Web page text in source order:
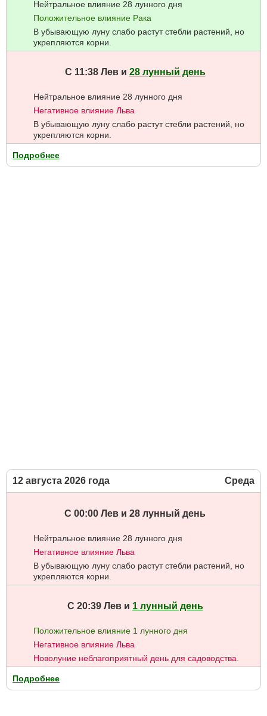
Нейтральное влияние 28 лунного дня
Положительное влияние Рака
В убывающую луну слабо растут стебли растений, но
укрепляются корни.
С 11:38 Лев и 28 лунный день
Нейтральное влияние 28 лунного дня
Негативное влияние Льва
В убывающую луну слабо растут стебли растений, но
укрепляются корни.
Подробнее
Среда
12 августа 2026 года
С 00:00 Лев и 28 лунный день
Нейтральное влияние 28 лунного дня
Негативное влияние Льва
В убывающую луну слабо растут стебли растений, но
укрепляются корни.
С 20:39 Лев и 1 лунный день
Положительное влияние 1 лунного дня
Негативное влияние Льва
Новолуние неблагоприятный день для садоводства.
Подробнее